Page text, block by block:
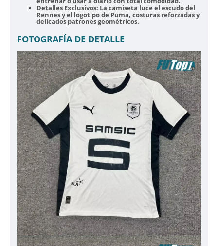
Detalles Exclusivos: La camiseta luce el escudo del
Rennes y el logotipo de Puma, costuras reforzadas y
delicados patrones geométricos.
FOTOGRAFÍA DE DETALLE